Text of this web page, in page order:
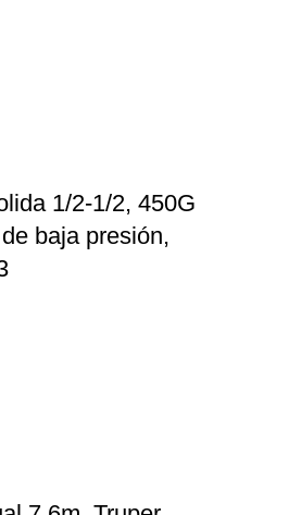
1/2-1/2, 450G
baja presión,